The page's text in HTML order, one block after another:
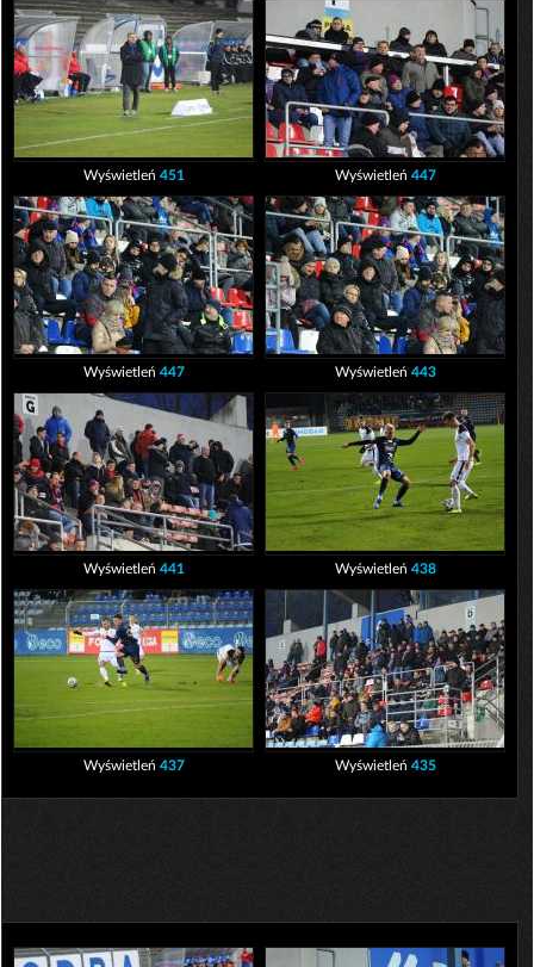
Wyświetleń 451 Wyświetleń 447
Wyświetleń 447 Wyświetleń 443
Wyświetleń 441 Wyświetleń 438
Wyświetleń 437 Wyświetleń 435